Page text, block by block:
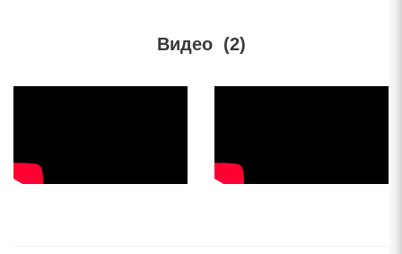
Видео (2)